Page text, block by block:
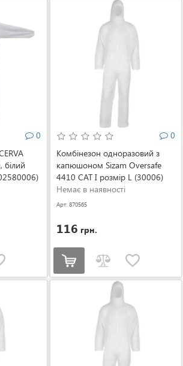
0
білий
0
Комбінезон одноразовий з
капюшоном Sizam Oversafe
4410 CAT I розмір L (30006)
Немає в наявності
Арт: 870565
116 грн.